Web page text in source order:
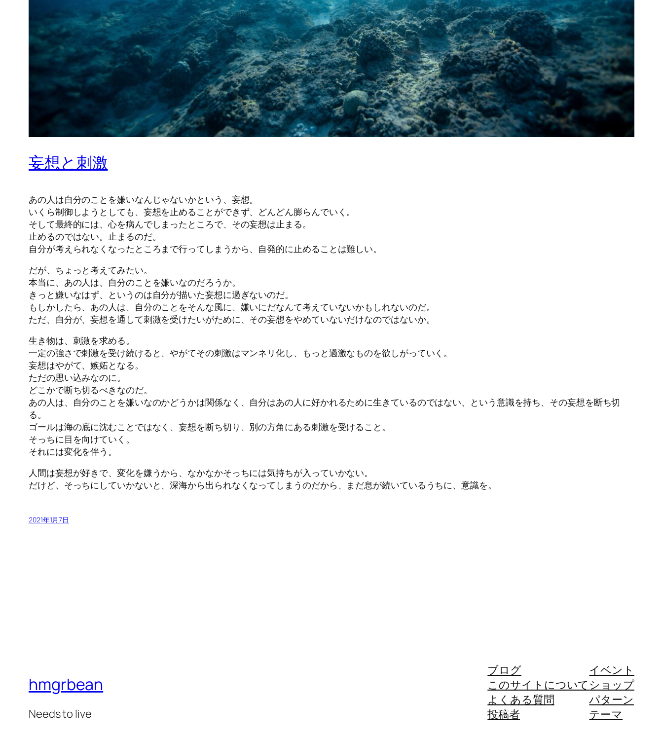
妄想と刺激
あの人は自分のことを嫌いなんじゃないかという、妄想。
いくら制御しようとしても、妄想を止めることができず、どんどん膨らんでいく。
そして最終的には、心を病んでしまったところで、その妄想は止まる。
止めるのではない。止まるのだ。
自分が考えられなくなったところまで行ってしまうから、自発的に止めることは難しい。
だが、ちょっと考えてみたい。
本当に、あの人は、自分のことを嫌いなのだろうか。
きっと嫌いなはず、というのは自分が描いた妄想に過ぎないのだ。
もしかしたら、あの人は、自分のことをそんな風に、嫌いにだなんて考えていないかもしれないのだ。
ただ、自分が、妄想を通して刺激を受けたいがために、その妄想をやめていないだけなのではないか。
生き物は、刺激を求める。
一定の強さで刺激を受け続けると、やがてその刺激はマンネリ化し、もっと過激なものを欲しがっていく。
妄想はやがて、嫉妬となる。
ただの思い込みなのに。
どこかで断ち切るべきなのだ。
あの人は、自分のことを嫌いなのかどうかは関係なく、自分はあの人に好かれるために生きているのではない、という意識を持ち、その妄想を断ち切
る。
ゴールは海の底に沈むことではなく、妄想を断ち切り、別の方角にある刺激を受けること。
そっちに目を向けていく。
それには変化を伴う。
人間は妄想が好きで、変化を嫌うから、なかなかそっちには気持ちが入っていかない。
だけど、そっちにしていかないと、深海から出られなくなってしまうのだから、まだ息が続いているうちに、意識を。
2021年1月7日
hmgrbean
Needs to live
ブログ
このサイトについて
よくある質問
投稿者
イベント
ショップ
パターン
テーマ